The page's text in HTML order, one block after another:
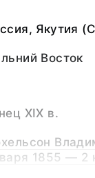
Якутия
Восток
XIX в.
1855 — 2